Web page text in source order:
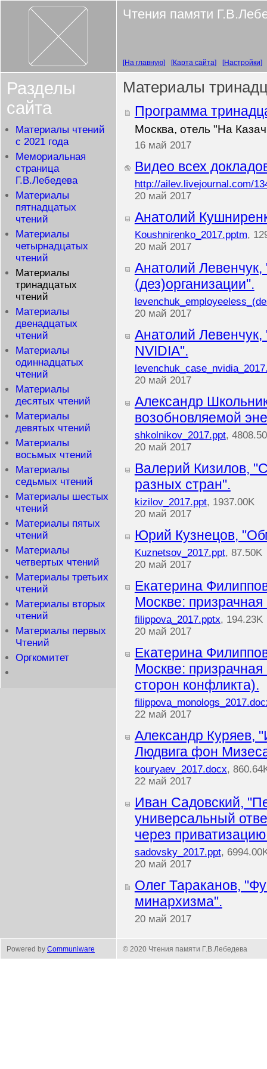
Чтения памяти
На главную Карта сайта Настройки
Разделы
сайта
Материалы чтений
с 2021 года
Мемориальная
страница
Г.В.Лебедева
Материалы
пятнадцатых
чтений
Материалы
четырнадцатых
чтений
Материалы
тринадцатых
чтений
Материалы
двенадцатых
чтений
Материалы
одиннадцатых
чтений
Материалы
десятых чтений
Материалы
девятых чтений
Материалы
восьмых чтений
Материалы
седьмых чтений
Материалы шестых
чтений
Материалы пятых
чтений
Материалы
четвертых чтений
Материалы третьих
чтений
Материалы вторых
чтений
Материалы первых
Чтений
Оргкомитет
Материалы
Программа
Москва, отель "На
16 май 2017
Видео всех
http://ailev.livejournal.com/
20 май 2017
Анатолий
Koushnirenko_2017.pptm,
20 май 2017
Анатолий
(дез)организации".
20 май 2017
Анатолий
NVIDIA".
20 май 2017
Александр
возобновляемой
shkolnikov_2017.ppt,
20 май 2017
Валерий Кизилов,
разных стран".
kizilov_2017.ppt, 1937.00K
20 май 2017
Юрий Кузнецов,
Kuznetsov_2017.ppt, 87.50K
20 май 2017
Екатерина
Москве: призрачная
filippova_2017.pptx, 194.23K
20 май 2017
Екатерина
Москве:
сторон конфликта).
22 май 2017
Александр Куряев,
Людвига фон
kouryaev_2017.docx,
22 май 2017
Иван Садовский,
универсальный
через
sadovsky_2017.ppt,
20 май 2017
Олег Тараканов,
минархизма".
20 май 2017
Powered by Communiware © 2020 Чтения памяти Г.В.Лебедева